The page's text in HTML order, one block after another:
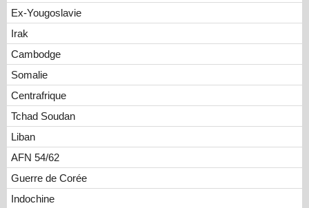
Ex-Yougoslavie
Irak
Cambodge
Somalie
Centrafrique
Tchad Soudan
Liban
AFN 54/62
Guerre de Corée
Indochine